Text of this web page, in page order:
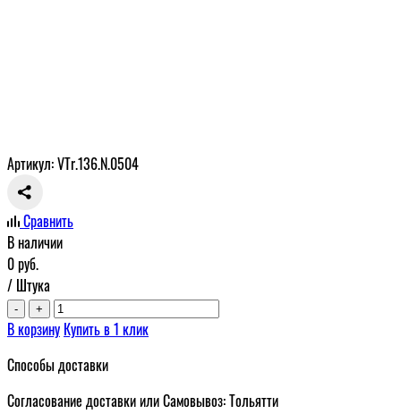
Артикул: VTr.136.N.0504
Сравнить
В наличии
0руб.
/ Штука
- +
В корзину Купить в 1 клик
Способы доставки
Согласование доставки или Самовывоз: Тольятти